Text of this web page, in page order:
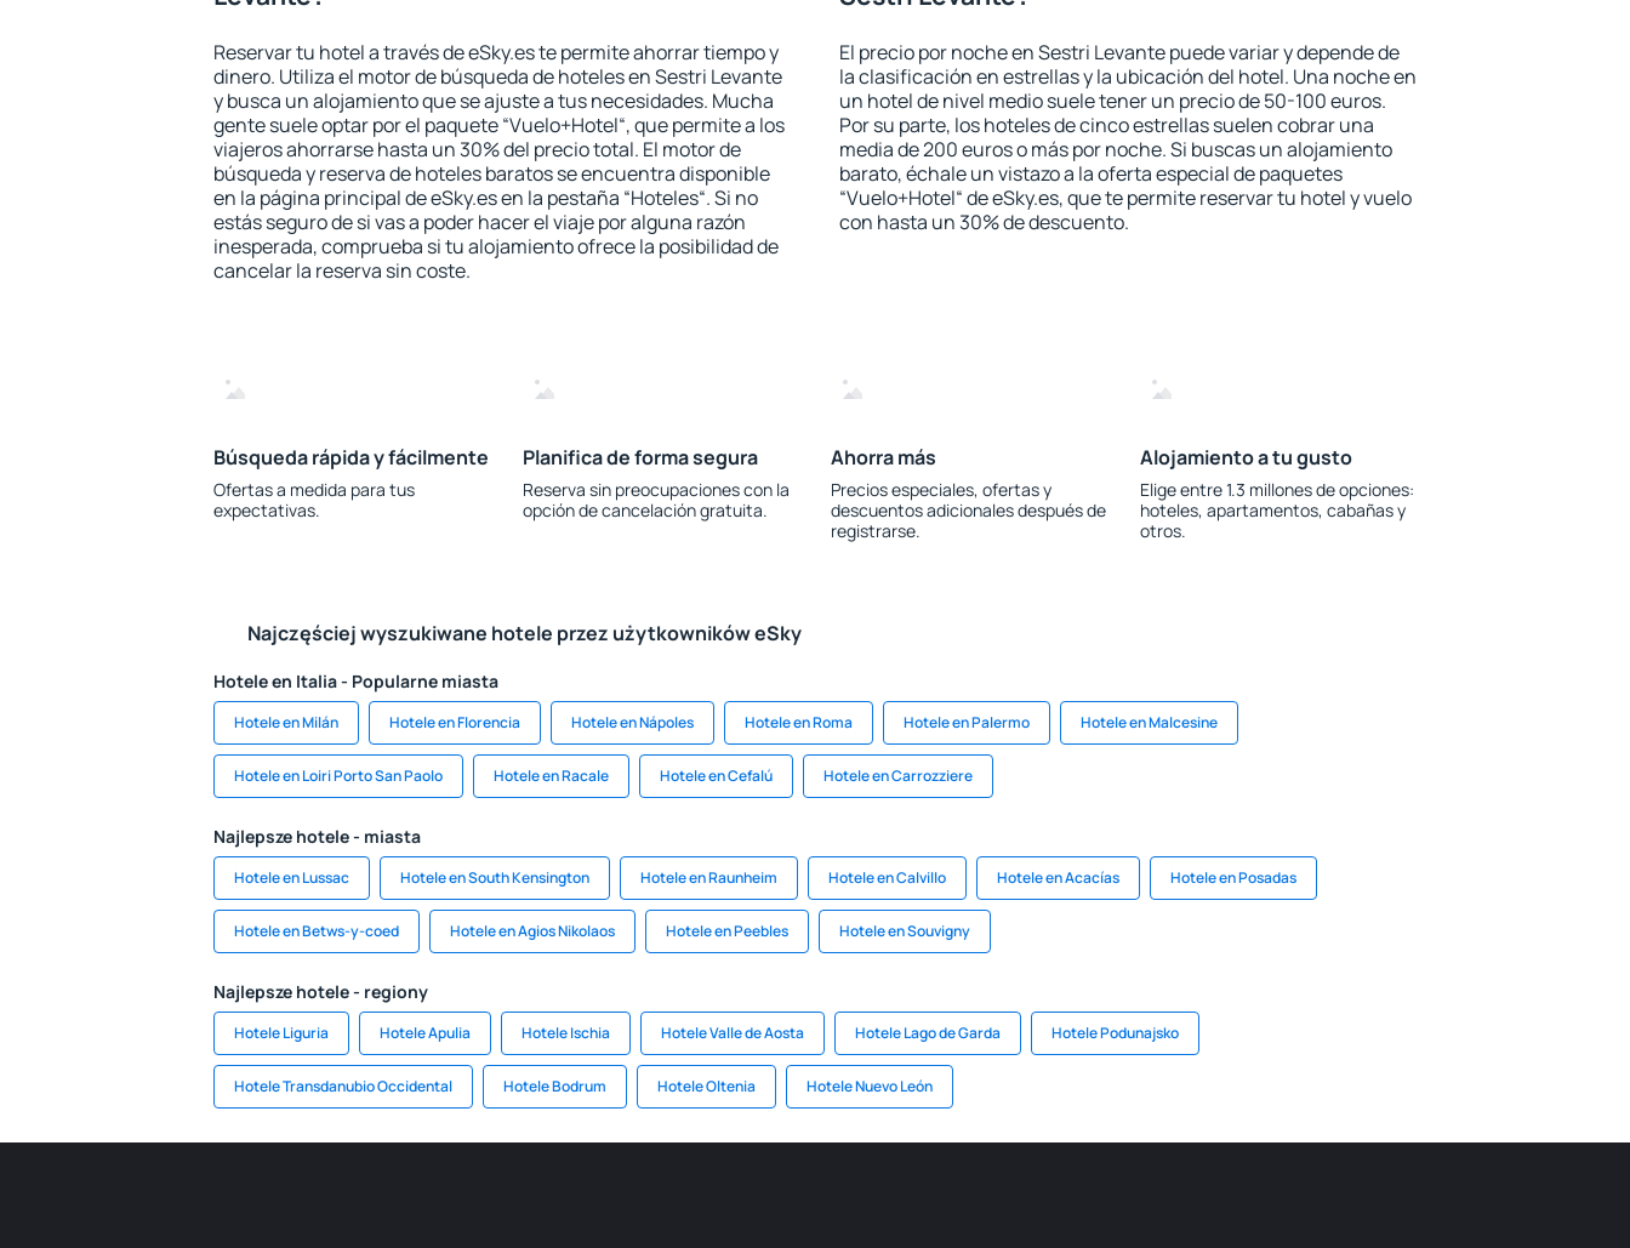
Reservar tu hotel a través de eSky.es te permite ahorrar tiempo y
dinero. Utiliza el motor de búsqueda de hoteles en Sestri Levante
y busca un alojamiento que se ajuste a tus necesidades. Mucha
gente suele optar por el paquete “Vuelo+Hotel“, que permite a los
viajeros ahorrarse hasta un 30% del precio total. El motor de
búsqueda y reserva de hoteles baratos se encuentra disponible
en la página principal de eSky.es en la pestaña “Hoteles“. Si no
estás seguro de si vas a poder hacer el viaje por alguna razón
inesperada, comprueba si tu alojamiento ofrece la posibilidad de
cancelar la reserva sin coste.
El precio por noche en Sestri Levante puede variar y depende de
la clasificación en estrellas y la ubicación del hotel. Una noche en
un hotel de nivel medio suele tener un precio de 50-100 euros.
Por su parte, los hoteles de cinco estrellas suelen cobrar una
media de 200 euros o más por noche. Si buscas un alojamiento
barato, échale un vistazo a la oferta especial de paquetes
“Vuelo+Hotel“ de eSky.es, que te permite reservar tu hotel y vuelo
con hasta un 30% de descuento.
Búsqueda rápida y fácilmente
Ofertas a medida para tus
expectativas.
Planifica de forma segura
Reserva sin preocupaciones con la
opción de cancelación gratuita.
Ahorra más
Precios especiales, ofertas y
descuentos adicionales después de
registrarse.
Alojamiento a tu gusto
Elige entre 1.3 millones de opciones:
hoteles, apartamentos, cabañas y
otros.
Najczęściej wyszukiwane hotele przez użytkowników eSky
Hotele en Italia - Popularne miasta
Hotele en Milán Hotele en Florencia Hotele en Nápoles Hotele en Roma Hotele en Palermo Hotele en Malcesine
Hotele en Loiri Porto San Paolo Hotele en Racale Hotele en Cefalú Hotele en Carrozziere
Najlepsze hotele - miasta
Hotele en Lussac Hotele en South Kensington Hotele en Raunheim Hotele en Calvillo Hotele en Acacías Hotele en Posadas
Hotele en Betws-y-coed Hotele en Agios Nikolaos Hotele en Peebles Hotele en Souvigny
Najlepsze hotele - regiony
Hotele Liguria Hotele Apulia Hotele Ischia Hotele Valle de Aosta Hotele Lago de Garda Hotele Podunajsko
Hotele Transdanubio Occidental Hotele Bodrum Hotele Oltenia Hotele Nuevo León